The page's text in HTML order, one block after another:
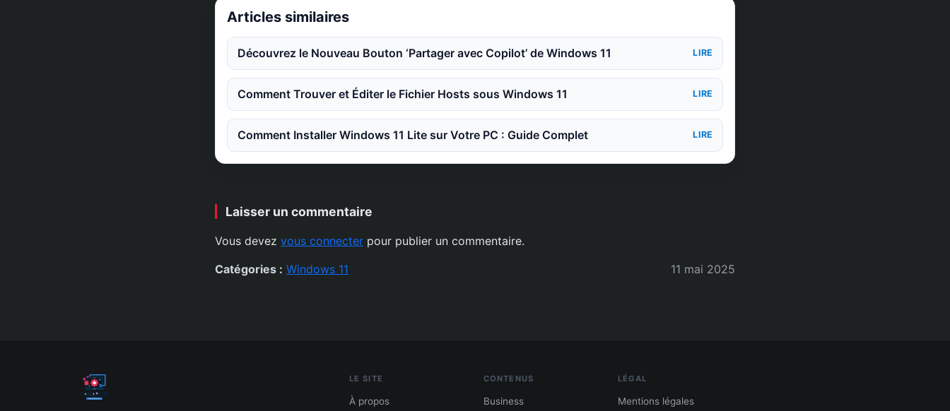
Articles similaires
Découvrez le Nouveau Bouton ‘Partager avec Copilot’ de Windows 11 LIRE
Comment Trouver et Éditer le Fichier Hosts sous Windows 11 LIRE
Comment Installer Windows 11 Lite sur Votre PC : Guide Complet LIRE
Laisser un commentaire
Vous devez vous connecter pour publier un commentaire.
Catégories : Windows 11 11 mai 2025
LE SITE
À propos
CONTENUS
Business
LÉGAL
Mentions légales